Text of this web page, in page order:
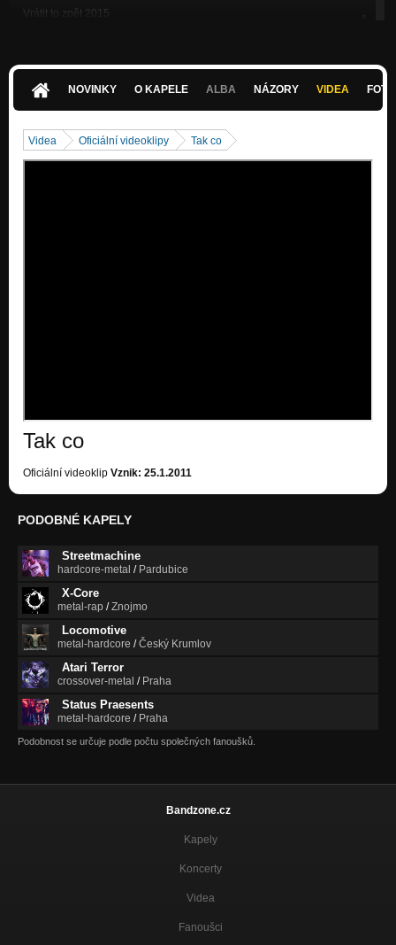
Vrátit to zpět 2015
Strach 2015
Kola ozubený 2015
give me your pain / TASTE MY FIST 2011
it´s my fate / TASTE MY FIST 2011
Nezařazeno
this time / TASTE MY FIST 2011
Nezařazeno
who I am / TASTE MY FIST 2011
Nezařazeno
stay away / TASTE MY FIST 2011
Nezařazeno
Nezařazeno
NOVINKY O KAPELE ALBA NÁZORY VIDEA
Videa Oficiální videoklipy Tak co
Tak co
Oficiální videoklip Vznik: 25.1.2011
PODOBNÉ KAPELY
Streetmachine
hardcore-metal / Pardubice
X-Core
metal-rap /Znojmo
Locomotive
metal-hardcore /Český Krumlov
Atari Terror
crossover-metal / Praha
Status Praesents
metal-hardcore / Praha
Podobnost se určuje podle počtu společných fanoušků.
Bandzone.cz
Kapely
Koncerty
Videa
Fanoušci